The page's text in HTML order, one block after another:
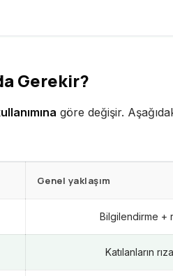
Gerekir?
göre değişir.
Genel yaklaşım
Bilgilendirme +
Katılanların